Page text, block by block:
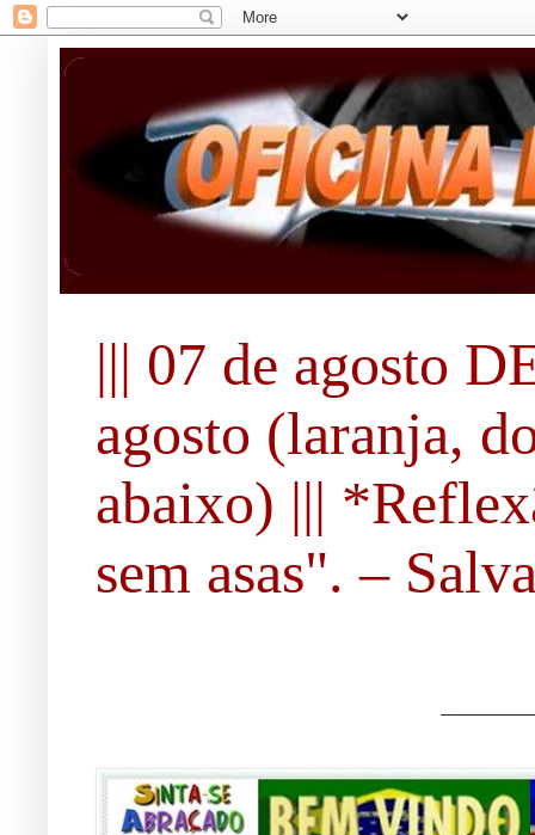
||| 07 de agosto
agosto (laranja,
abaixo) |||
sem asas". –